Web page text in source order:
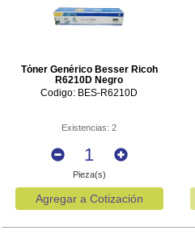
Tóner Genérico Besser Ricoh
R6210D Negro
Codigo: BES-R6210D
Existencias: 2
Pieza(s)
Agregar a Cotización